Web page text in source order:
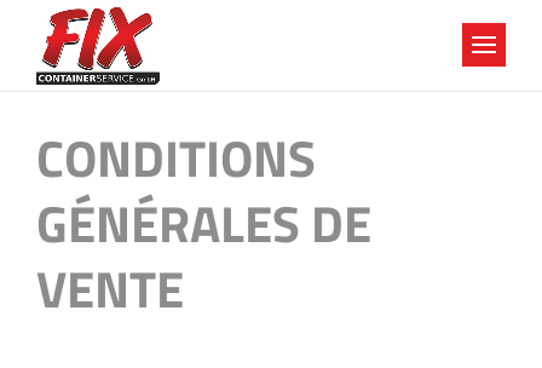
CONDITIONS
GÉNÉRALES DE
VENTE